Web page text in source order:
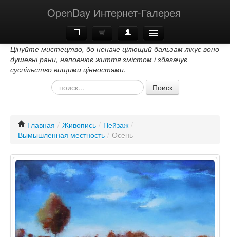
OpenDay Интернет-Галерея
Главная
О Нас
Цінуйте мистецтво, бо неначе цілющий бальзам лікує воно
душевні рани, наповнює життя змістом і збагачує
суспільство вищими цінностями.
Поиск
Главная / Живопись / Пейзаж /
Вымышленная местность / Осень